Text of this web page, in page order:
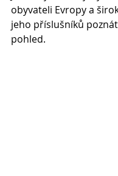
obyvateli Evropy a
jeho příslušníků
pohled.